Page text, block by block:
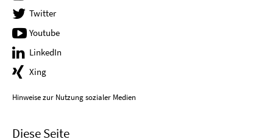
Twitter
Youtube
LinkedIn
Xing
Hinweise zur Nutzung sozialer Medien
Diese Seite